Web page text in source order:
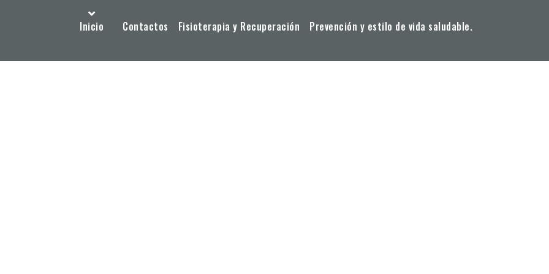
Inicio Contactos Fisioterapia y Recuperación Prevención y estilo de vida saludable.